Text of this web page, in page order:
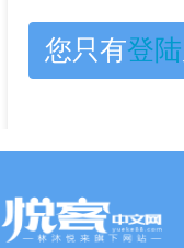
您只有登陆